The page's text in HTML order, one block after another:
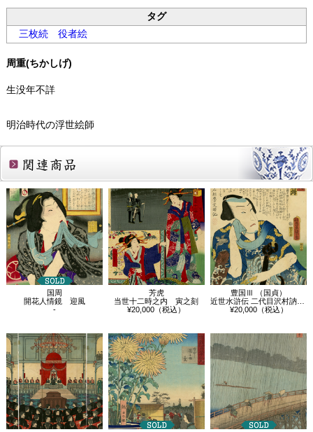
タグ
三枚続役者絵
周重(ちかしげ)
生没年不詳
明治時代の浮世絵師
関連商品
国周
開花人情鏡 迎風
-
芳虎
当世十二時之内 寅之刻
¥20,000（税込）
豊国Ⅲ （国貞）
近世水滸伝 二代目沢村訥升 井岡の捨五郎
¥20,000（税込）